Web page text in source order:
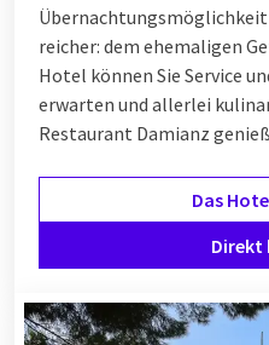
reicher: dem ehemaligen
Hotel können Sie Service
erwarten und allerlei
Restaurant Damianz
Das
Direkt